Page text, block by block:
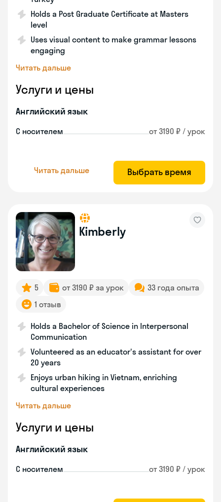
Holds a Post Graduate Certificate at Masters
level
Uses visual content to make grammar lessons
engaging
Читать дальше
Услуги и цены
Английский язык
С носителем от 3190 ₽ / урок
Читать дальше Выбрать время
Kimberly
5 от 3190 ₽ за урок
33 года опыта
1 отзыв
Holds a Bachelor of Science in Interpersonal
Communication
Volunteered as an educator's assistant for over
20 years
Enjoys urban hiking in Vietnam, enriching
cultural experiences
Читать дальше
Услуги и цены
Английский язык
С носителем от 3190 ₽ / урок